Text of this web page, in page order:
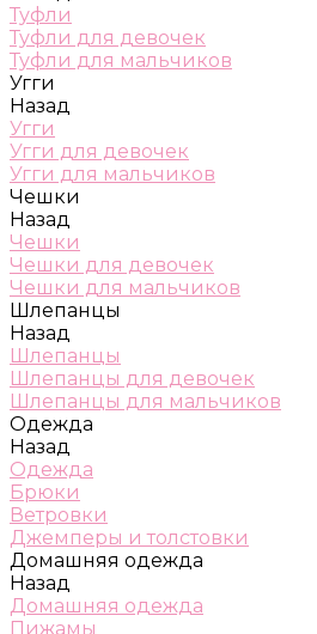
Туфли
Туфли для девочек
Туфли для мальчиков
Угги
Назад
Угги
Угги для девочек
Угги для мальчиков
Чешки
Назад
Чешки
Чешки для девочек
Чешки для мальчиков
Шлепанцы
Назад
Шлепанцы
Шлепанцы для девочек
Шлепанцы для мальчиков
Одежда
Назад
Одежда
Брюки
Ветровки
Джемперы и толстовки
Домашняя одежда
Назад
Домашняя одежда
Пижамы